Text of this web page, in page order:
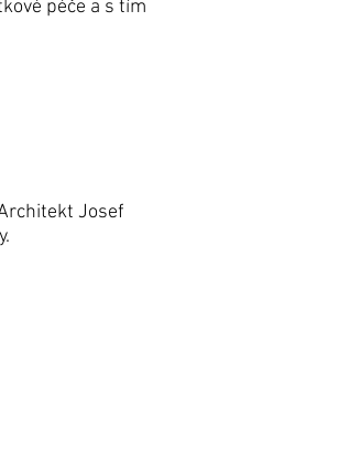
péče a s tím
Josef